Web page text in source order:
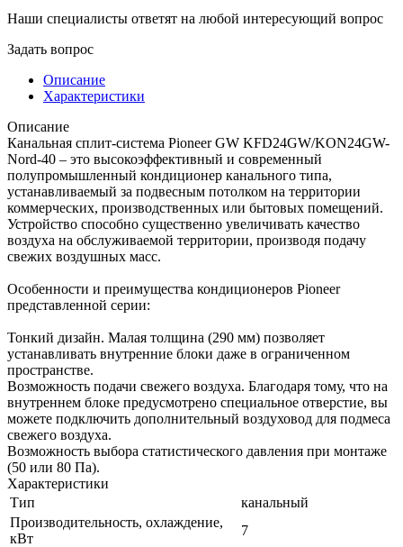
Наши специалисты ответят на любой интересующий вопрос
Задать вопрос
Описание
Характеристики
Описание
Канальная сплит-система Pioneer GW KFD24GW/KON24GW-
Nord-40 – это высокоэффективный и современный
полупромышленный кондиционер канального типа,
устанавливаемый за подвесным потолком на территории
коммерческих, производственных или бытовых помещений.
Устройство способно существенно увеличивать качество
воздуха на обслуживаемой территории, производя подачу
свежих воздушных масс.
Особенности и преимущества кондиционеров Pioneer
представленной серии:
Тонкий дизайн. Малая толщина (290 мм) позволяет
устанавливать внутренние блоки даже в ограниченном
пространстве.
Возможность подачи свежего воздуха. Благодаря тому, что на
внутреннем блоке предусмотрено специальное отверстие, вы
можете подключить дополнительный воздуховод для подмеса
свежего воздуха.
Возможность выбора статистического давления при монтаже
(50 или 80 Па).
Характеристики
Тип
канальный
Производительность, охлаждение,
кВт
7